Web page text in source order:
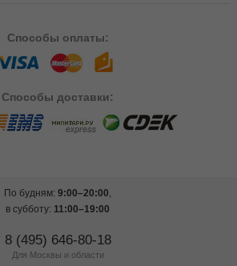
Способы оплаты:
Способы доставки:
По будням: 9:00–20:00,
в субботу: 11:00–19:00
8 (495) 646-80-18
Для Москвы и области